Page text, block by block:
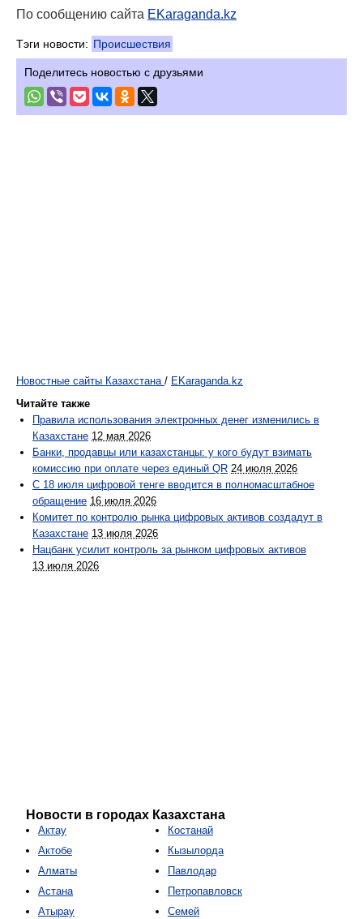
По сообщению сайта EKaraganda.kz
Тэги новости: Происшествия
Поделитесь новостью с друзьями
Новостные сайты Казахстана / EKaraganda.kz
Читайте также
Правила использования электронных денег изменились в
Казахстане 12 мая 2026
Банки, продавцы или казахстанцы: у кого будут взимать
комиссию при оплате через единый QR 24 июля 2026
С 18 июля цифровой тенге вводится в полномасштабное
обращение 16 июля 2026
Комитет по контролю рынка цифровых активов создадут в
Казахстане 13 июля 2026
Нацбанк усилит контроль за рынком цифровых активов
13 июля 2026
Новости в городах Казахстана
Актау
Актобе
Алматы
Астана
Атырау
Костанай
Кызылорда
Павлодар
Петропавловск
Семей